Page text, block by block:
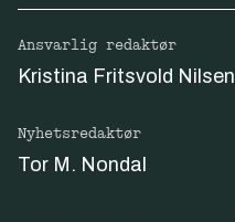
Ansvarlig redaktør
Kristina Fritsvold Nilsen
Nyhetsredaktør
Tor M. Nondal